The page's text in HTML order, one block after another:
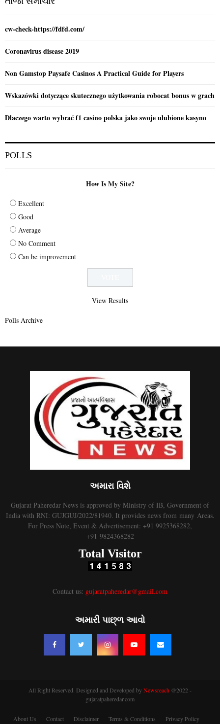
cw-check-https://fdfd.com/
Coronavirus disease 2019
Non Gamstop Paysafe Casinos A Practical Guide for Players
Wskazówki dotyczące skutecznego użytkowania robocat bonus w grach
Dlaczego warto wybrać f1 casino polska jako swoje ulubione kasyno
POLLS
How Is My Site?
Excellent
Good
Average
No Comment
Can be improvement
View Results
Polls Archive
અમારા વિશે
Gujarat Paheredar News is approved by Ministry of IB, Government of
India with RNI: GUJGUJ/2022/81940. It provides news from many Areas.
For Press Note, Event & Advertisement: +91 9925368282,
+91 9824368282
Total Visitor
Contact us: gujaratpaheredar@gmail.com
અમારી પાછ્ળ આવો
All Right Reserved. Designed and Developed byNewsreach @2022 -
gujaratpaheredar.com
About Us Contact Disclaimer Terms & Conditions Privacy Policy